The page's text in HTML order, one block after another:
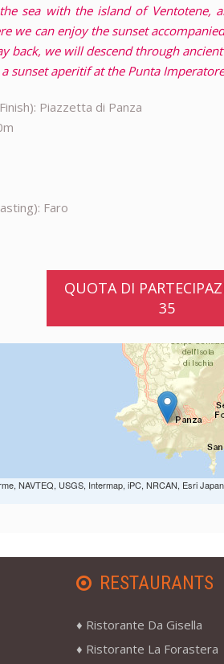
sea with the island of Ventotene,
we can enjoy the sunset
back, we will descend through
sunset aperitif at the Punta
Piazzetta di Panza
Faro
QUOTA DI
35
NAVTEQ, USGS, Intermap, iPC, NRCAN, Esri
RESTAURANTS
Ristorante Da Gisella
Ristorante La Forastera